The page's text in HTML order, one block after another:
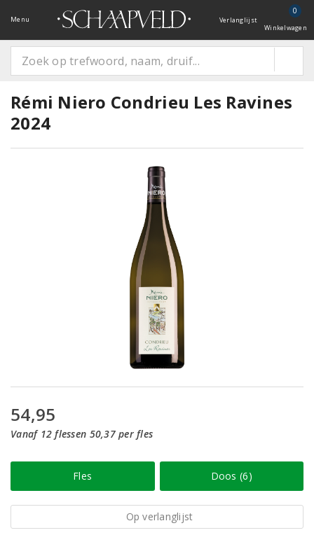
Menu Verlanglijst
0
Winkelwagen
Rémi Niero Condrieu Les Ravines
2024
54,95
Vanaf 12 flessen 50,37 per fles
Fles Doos (6)
Op verlanglijst